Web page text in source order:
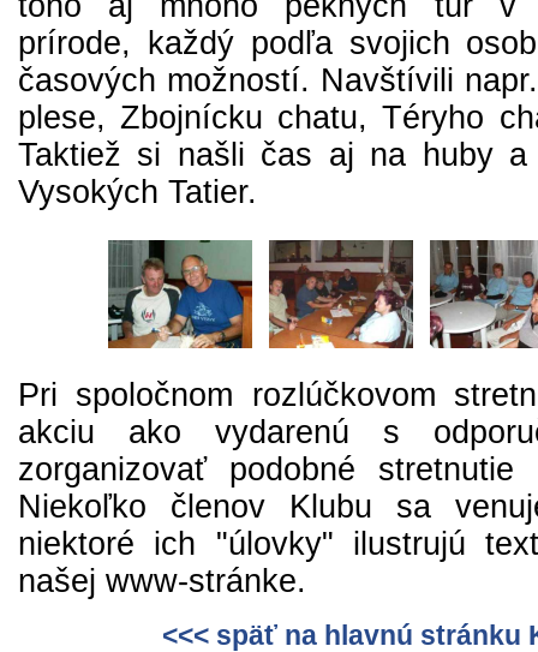
prírode, každý podľa svojich
časových možností. Navštívili
plese, Zbojnícku chatu, Téryho
Taktiež si našli čas aj na huby a
Vysokých Tatier.
Pri spoločnom rozlúčkovom
akciu ako vydarenú s
zorganizovať podobné
Niekoľko členov Klubu sa
niektoré ich "úlovky" ilustrujú
našej www-stránke.
<<< späť na hlavnú stránku